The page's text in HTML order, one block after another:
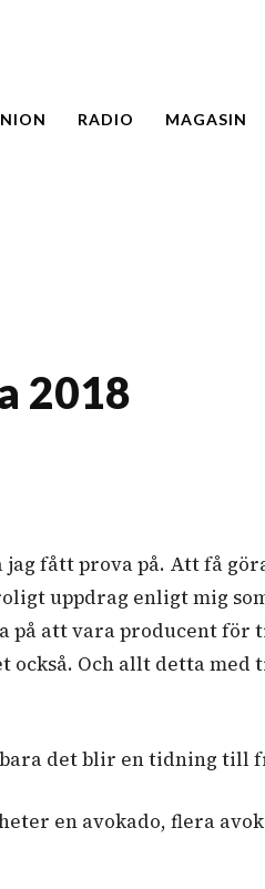
RADIO MAGASIN
2018
fått prova på. Att få
uppdrag enligt mig
på att vara producent för
Och allt detta med
det blir en tidning till
en avokado, flera